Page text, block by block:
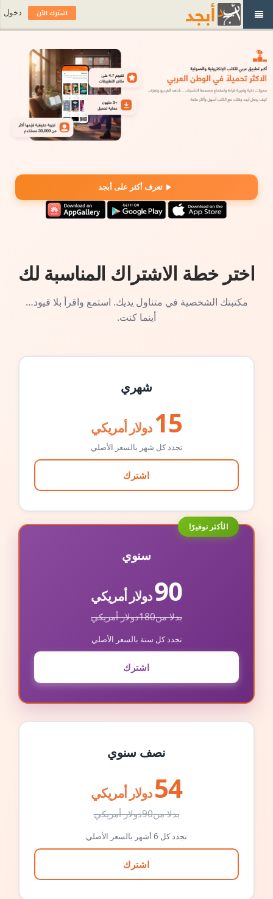
تعرف أكثر على أبجد
اختر خطة الاشتراك المناسبة لك
مكتبتك الشخصية في متناول يديك. استمع واقرأ بلا قيود…
أينما كنت.
شهري
15 دولار أمريكي
تجدد كل شهر بالسعر الأصلي
اشترك
الأكثر توفيرًا
سنوي
90دولار أمريكي
بدلا من180دولار أمريكي
تجدد كل سنة بالسعر الأصلي
اشترك
نصف سنوي
54 دولار أمريكي
بدلا من90دولار أمريكي
تجدد كل 6 أشهر بالسعر الأصلي
اشترك
اشترك الآن دخول